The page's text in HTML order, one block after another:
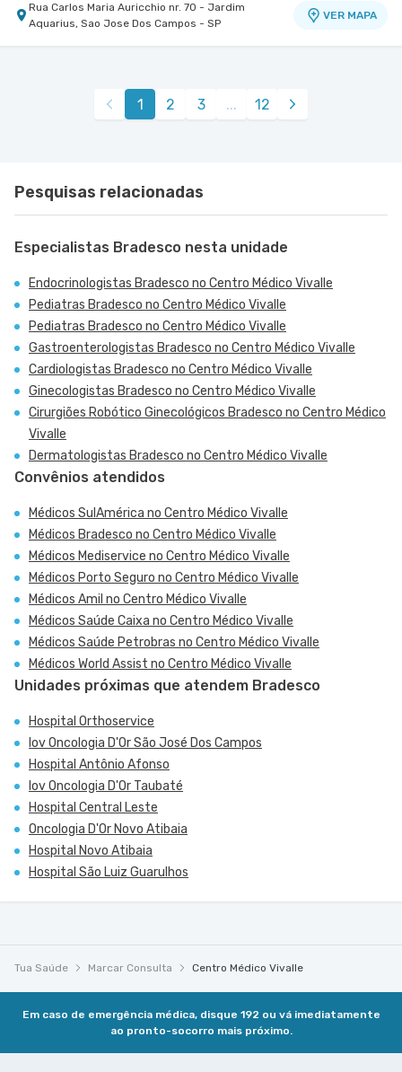
Rua Carlos Maria Auricchio nr. 70 - Jardim
Aquarius, Sao Jose Dos Campos - SP
VER MAPA
1 2 3 ... 12
Pesquisas relacionadas
Especialistas Bradesco nesta unidade
Endocrinologistas Bradesco no Centro Médico Vivalle
Pediatras Bradesco no Centro Médico Vivalle
Pediatras Bradesco no Centro Médico Vivalle
Gastroenterologistas Bradesco no Centro Médico Vivalle
Cardiologistas Bradesco no Centro Médico Vivalle
Ginecologistas Bradesco no Centro Médico Vivalle
Cirurgiões Robótico Ginecológicos Bradesco no Centro Médico
Vivalle
Dermatologistas Bradesco no Centro Médico Vivalle
Convênios atendidos
Médicos SulAmérica no Centro Médico Vivalle
Médicos Bradesco no Centro Médico Vivalle
Médicos Mediservice no Centro Médico Vivalle
Médicos Porto Seguro no Centro Médico Vivalle
Médicos Amil no Centro Médico Vivalle
Médicos Saúde Caixa no Centro Médico Vivalle
Médicos Saúde Petrobras no Centro Médico Vivalle
Médicos World Assist no Centro Médico Vivalle
Unidades próximas que atendem Bradesco
Hospital Orthoservice
Iov Oncologia D'Or São José Dos Campos
Hospital Antônio Afonso
Iov Oncologia D'Or Taubaté
Hospital Central Leste
Oncologia D'Or Novo Atibaia
Hospital Novo Atibaia
Hospital São Luiz Guarulhos
Tua Saúde Marcar Consulta Centro Médico Vivalle
Em caso de emergência médica, disque 192 ou vá imediatamente
ao pronto-socorro mais próximo.